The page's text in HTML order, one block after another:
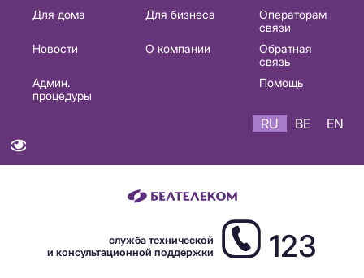
Основная
навигация
Для дома Для бизнеса
Операторам
связи
Новости
О компании
Обратная
связь
Админ.
процедуры
Помощь
RU BE EN
служба технической
и консультационной поддержки
123